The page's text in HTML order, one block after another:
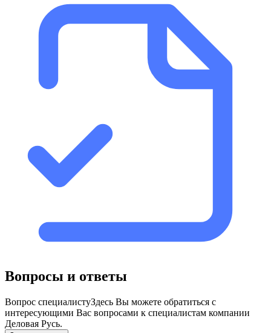
Вопросы и ответы
Вопрос специалистуЗдесь Вы можете обратиться с
интересующими Вас вопросами к специалистам компании
Деловая Русь.